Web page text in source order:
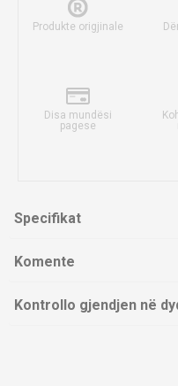
Produkte origjinale
Disa mundësi
pagese
Specifikat
Komente
Kontrollo gjendjen në